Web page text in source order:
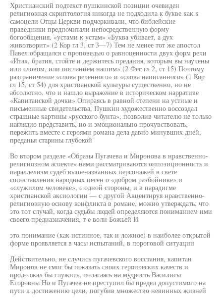
Христианский подтекст пушкинской позиции очевиден
религиозная скриптология никогда не подходила к букве как к
самоцели Отцы Церкви подчеркивали, что библейские
праведники предпочитали непосредственную форму
богообщения, «устами к устам» «Буква убивает, а дух
животворит» (2 Кор гл 3, ст 3—7) Тем не менее тот же апостол
Павел обращался с проповедью о равноценности двух форм речи
«Итак, братия, стойте и держитесь предания, которым вы научены
или словом, или посланием нашим» (2 Фес гл 2, ст 15) Поэтому
разграничение «слова реченного» и «слова написанного» (1 Кор
гл 15, ст 54) для христианской культуры существенно, но не
абсолютно, что и нашло выражение в историческом нарративе
«Капитанской дочки» Опираясь в равной степени на устные и
письменные свидетельства, Пушкин художественно воссоздал
страшные картины «русского бунта», позволив читателю не только
наглядно представить, но и эмоционально прочувствовать,
пережить вместе с героями романа дела давно минувших дней,
преданья старины глубокой
Во втором разделе «Образы Пугачева и Миронова в нравственно-
религиозном аспекте» нами рассматриваются оппозиционность и
параллелизм судеб вышеназванных персонажей в свете
сопоставления народных песен о «добром разбойнике» и
«служилом человеке», с одной стороны, и в парадигме
христианской аксиологии — с другой Акцентируя нравственно-
религиозную основу конфликта в романе, можно утверждать, что
это тот случай, когда судьбы людей определяются пониманием ими
своего предназначения, т е воли Божьей И
это понимание (как истинное, так и ложное) в наиболее открытой
форме проявляется в часы испытаний, в пороговой ситуации
Действительно, не случись пугачевского восстания, капитан
Миронов не смог бы показать своих героических качеств и
продолжал бы служить, полагаясь на мудрость Василисы
Егоровны Но и Пугачев не преступил бы предел допустимого на
пути к достижению цели, погубив множество невинных жизней